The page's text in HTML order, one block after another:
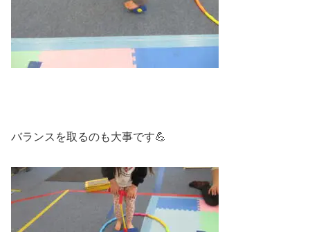
バランスを取るのも大事です💪